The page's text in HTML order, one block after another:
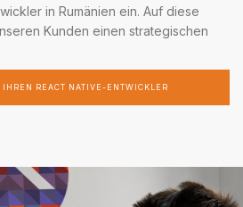
in Rumänien ein. Auf diese
Kunden einen strategischen
REACT NATIVE-ENTWICKLER